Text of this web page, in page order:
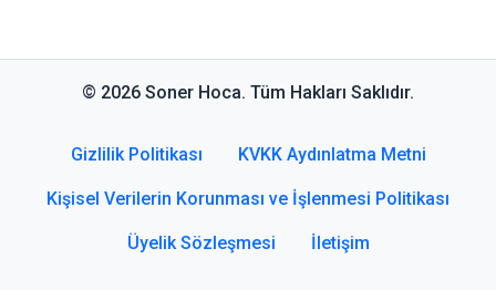
© 2026 Soner Hoca. Tüm Hakları Saklıdır.
Gizlilik Politikası KVKK Aydınlatma Metni
Kişisel Verilerin Korunması ve İşlenmesi Politikası
Üyelik Sözleşmesi İletişim